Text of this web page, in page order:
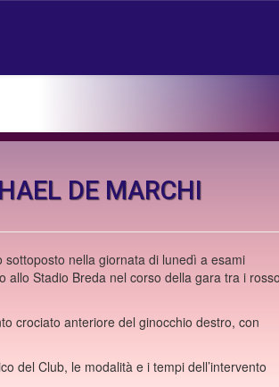
DE MARCHI
sottoposto nella giornata di lunedì a esami
allo Stadio Breda nel corso della gara tra i
crociato anteriore del ginocchio destro, con
del Club, le modalità e i tempi dell’intervento